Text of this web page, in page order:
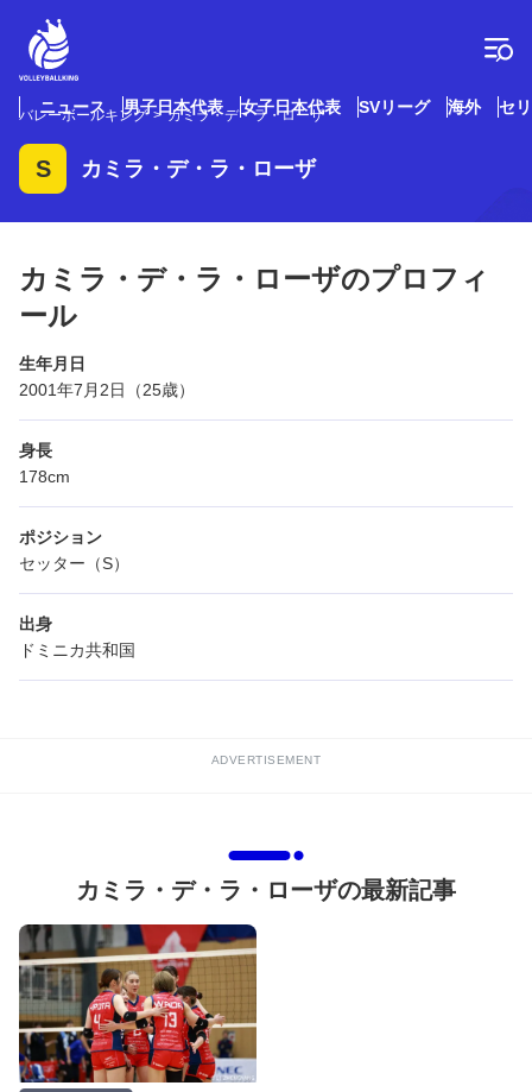
プ
ニュース 男子日本代表 女子日本代表 SVリーグ 海外 セ
バレーボールキング カミラ・デ・ラ・ローザ
S カミラ・デ・ラ・ローザ
カミラ・デ・ラ・ローザのプロフィ
ール
生年月日
2001年7月2日（25歳）
身長
178cm
ポジション
セッター（S）
出身
ドミニカ共和国
ADVERTISEMENT
カミラ・デ・ラ・ローザの最新記事